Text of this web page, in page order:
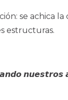
se achica la
estructuras.
𝙣𝙪𝙚𝙨𝙩𝙧𝙤𝙨